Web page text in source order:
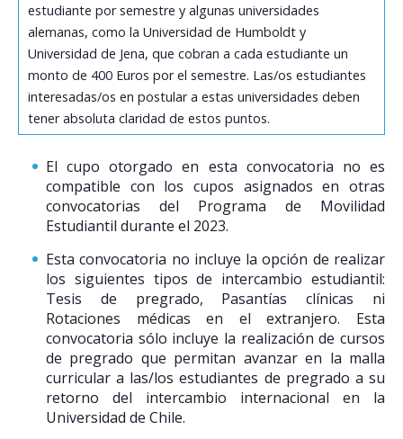
estudiante por semestre y algunas universidades
alemanas, como la Universidad de Humboldt y
Universidad de Jena, que cobran a cada estudiante un
monto de 400 Euros por el semestre. Las/os estudiantes
interesadas/os en postular a estas universidades deben
tener absoluta claridad de estos puntos.
El cupo otorgado en esta convocatoria no es
compatible con los cupos asignados en otras
convocatorias del Programa de Movilidad
Estudiantil durante el 2023.
Esta convocatoria no incluye la opción de realizar
los siguientes tipos de intercambio estudiantil:
Tesis de pregrado, Pasantías clínicas ni
Rotaciones médicas en el extranjero. Esta
convocatoria sólo incluye la realización de cursos
de pregrado que permitan avanzar en la malla
curricular a las/los estudiantes de pregrado a su
retorno del intercambio internacional en la
Universidad de Chile.